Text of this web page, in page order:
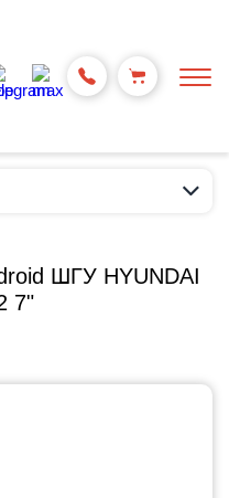
ШГУ HYUNDAI
7"